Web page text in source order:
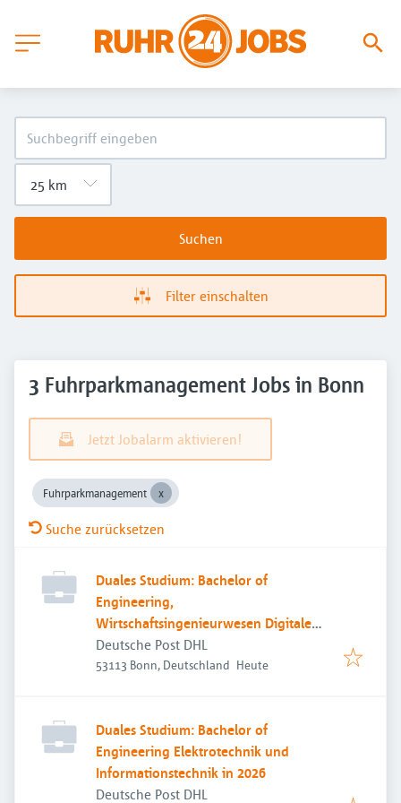
Suchen
Filter einschalten
3 Fuhrparkmanagement Jobs in Bonn
Jetzt Jobalarm aktivieren!
Fuhrparkmanagement
Suche zurücksetzen
Duales Studium: Bachelor of
Engineering,
Wirtschaftsingenieurwesen Digitale
Transformation
Deutsche Post DHL
53113 Bonn, Deutschland Veröffentlicht
Heute
Duales Studium: Bachelor of
Engineering Elektrotechnik und
Informationstechnik in 2026
Deutsche Post DHL